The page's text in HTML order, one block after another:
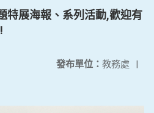
特展海報、系列活動,歡迎有
發布單位： 教務處 |